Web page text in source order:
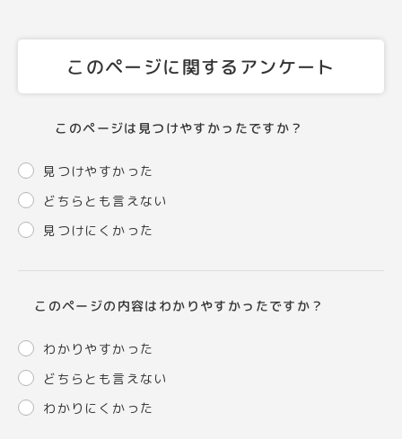
このページに関するアンケート
このページは見つけやすかったですか？
見つけやすかった
どちらとも言えない
見つけにくかった
このページの内容はわかりやすかったですか？
わかりやすかった
どちらとも言えない
わかりにくかった